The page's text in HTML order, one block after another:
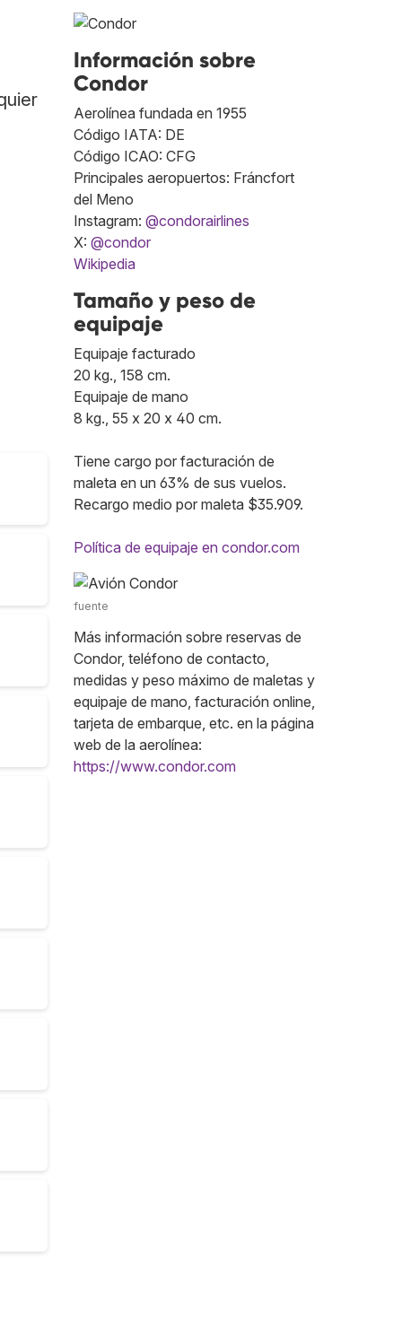
Información sobre
Condor
Aerolínea fundada en 1955
Código IATA: DE
Código ICAO: CFG
Principales aeropuertos: Fráncfort
del Meno
Instagram: @condorairlines
X: @condor
Wikipedia
Tamaño y peso de
equipaje
Equipaje facturado
20 kg., 158 cm.
Equipaje de mano
8 kg., 55 x 20 x 40 cm.
Tiene cargo por facturación de
maleta en un 63% de sus vuelos.
Recargo medio por maleta $35.909.
Política de equipaje en condor.com
fuente
Más información sobre reservas de
Condor, teléfono de contacto,
medidas y peso máximo de maletas y
equipaje de mano, facturación online,
tarjeta de embarque, etc. en la página
web de la aerolínea:
https://www.condor.com